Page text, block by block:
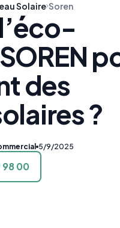
Solaire Soren
des
?
5/9/2025
98 00